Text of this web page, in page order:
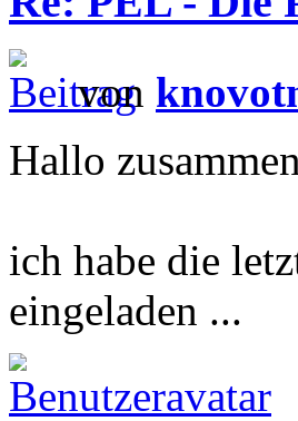
von
Hallo
ich habe die
eingeladen ...